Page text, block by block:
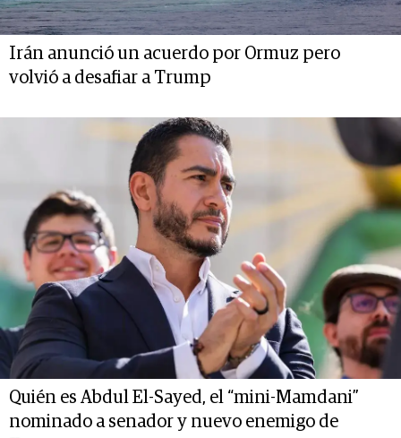
Irán anunció un acuerdo por Ormuz pero
volvió a desafiar a Trump
Quién es Abdul El-Sayed, el “mini-Mamdani”
nominado a senador y nuevo enemigo de